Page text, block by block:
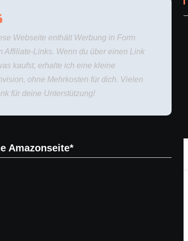
Webseite enthält Werbung in Form
Affiliate-Links. Wenn du über einen Link
kaufst, erhalte ich eine kleine
ohne Mehrkosten für dich. Vielen
für deine Unterstützung!
Amazonseite*